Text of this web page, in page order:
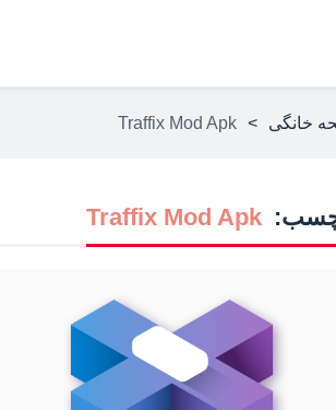
خانگی >
Traffix Mod Apk
Traffix Mod Apk